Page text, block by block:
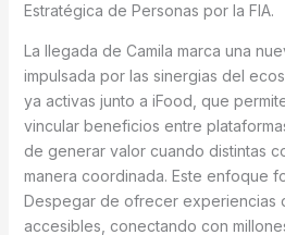
Estratégica de Personas por la FIA.
La llegada de Camila marca una
impulsada por las sinergias del
ya activas junto a iFood, que
vincular beneficios entre
de generar valor cuando distintas
manera coordinada. Este enfoque
Despegar de ofrecer experiencias
accesibles, conectando con